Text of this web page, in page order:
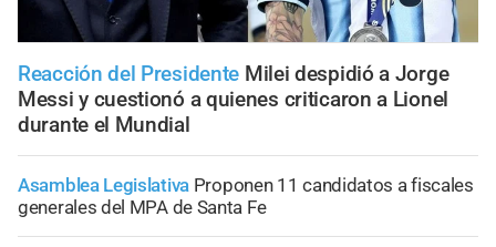
Reacción del Presidente Milei despidió a Jorge
Messi y cuestionó a quienes criticaron a Lionel
durante el Mundial
Asamblea Legislativa Proponen 11 candidatos a fiscales
generales del MPA de Santa Fe